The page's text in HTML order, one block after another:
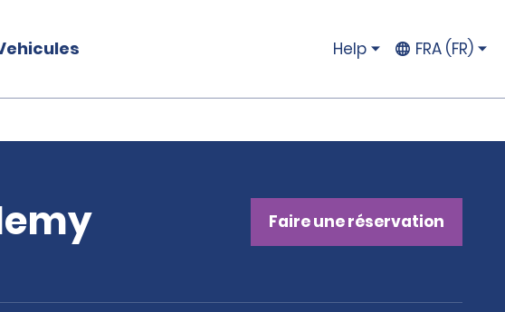
Help FRA (FR)
Faire une réservation